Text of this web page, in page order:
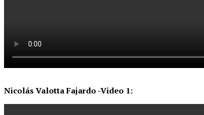
Nicolás Valotta Fajardo -Video 1: